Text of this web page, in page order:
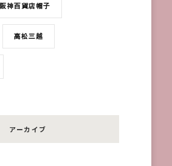
阪神百貨店帽子
高松三越
アーカイブ